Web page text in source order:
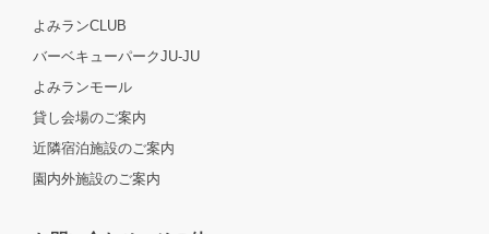
よみランCLUB
バーベキューパークJU-JU
よみランモール
貸し会場のご案内
近隣宿泊施設のご案内
園内外施設のご案内